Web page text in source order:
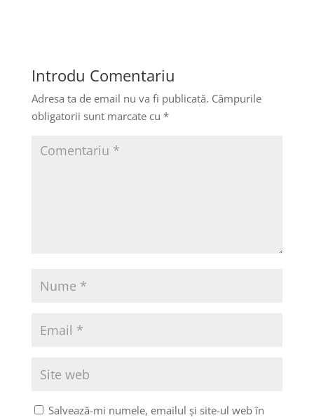
Introdu Comentariu
Adresa ta de email nu va fi publicată. Câmpurile
obligatorii sunt marcate cu *
Salvează-mi numele, emailul și site-ul web în